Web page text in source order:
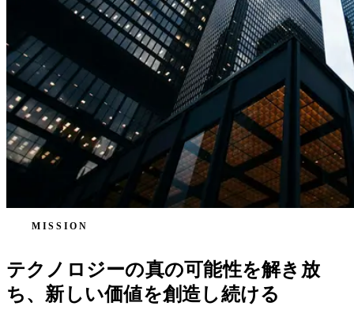
MISSION
テクノロジーの真の可能性を解き放
ち、新しい価値を創造し続ける